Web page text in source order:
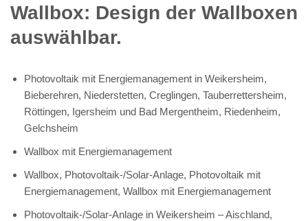
Wallbox: Design der Wallboxen
auswählbar.
Photovoltaik mit Energiemanagement in Weikersheim,
Bieberehren, Niederstetten, Creglingen, Tauberrettersheim,
Röttingen, Igersheim und Bad Mergentheim, Riedenheim,
Gelchsheim
Wallbox mit Energiemanagement
Wallbox, Photovoltaik-/Solar-Anlage, Photovoltaik mit
Energiemanagement, Wallbox mit Energiemanagement
Photovoltaik-/Solar-Anlage in Weikersheim – Aischland,